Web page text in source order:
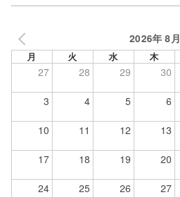
2026年 8月
月 火 水 木
27 28 29 30
3 4 5 6
10 11 12 13
17 18 19 20
24 25 26 27